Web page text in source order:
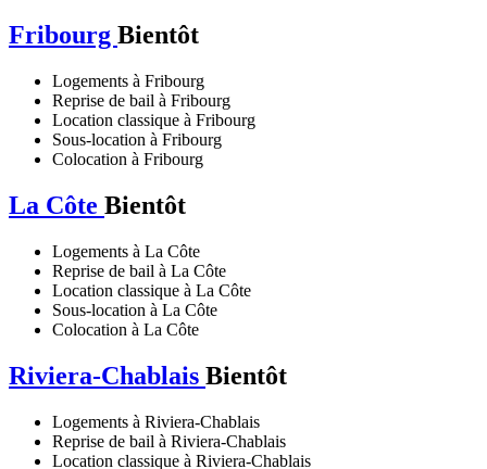
Fribourg Bientôt
Logements à Fribourg
Reprise de bail à Fribourg
Location classique à Fribourg
Sous-location à Fribourg
Colocation à Fribourg
La Côte Bientôt
Logements à La Côte
Reprise de bail à La Côte
Location classique à La Côte
Sous-location à La Côte
Colocation à La Côte
Riviera-Chablais Bientôt
Logements à Riviera-Chablais
Reprise de bail à Riviera-Chablais
Location classique à Riviera-Chablais